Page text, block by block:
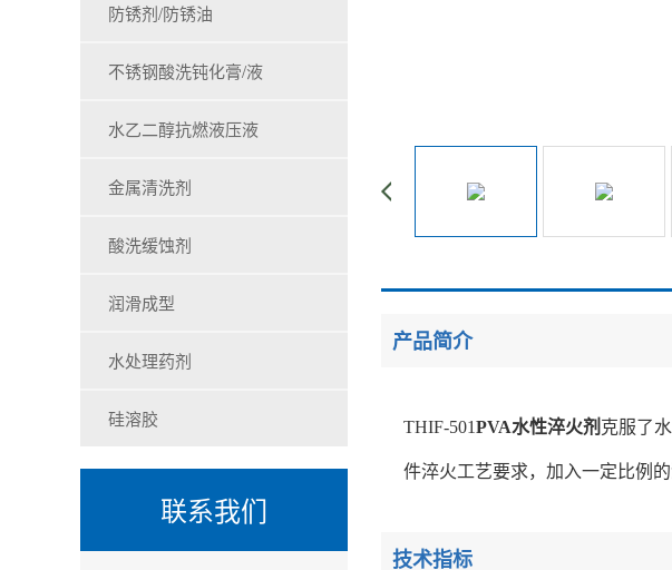
防锈剂/防锈油
不锈钢酸洗钝化膏/液
水乙二醇抗燃液压液
金属清洗剂
酸洗缓蚀剂
润滑成型
水处理药剂
硅溶胶
联系我们
产品简介
THIF-501PVA水性淬火剂 克服了
件淬火工艺要求，加入一定比例
技术指标